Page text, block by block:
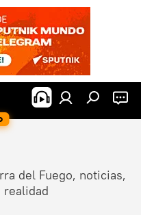
del Fuego, noticias,